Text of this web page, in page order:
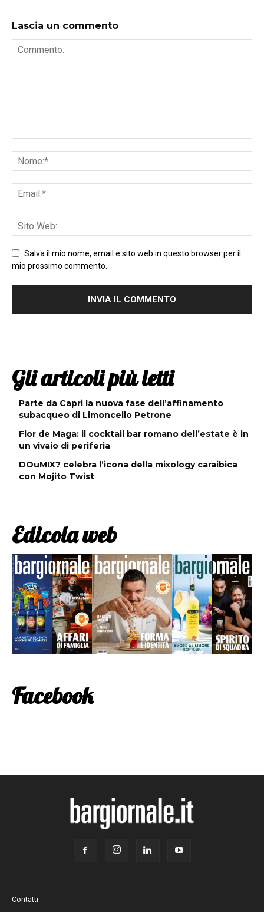
Lascia un commento
Salva il mio nome, email e sito web in questo browser per il
mio prossimo commento.
Gli articoli più letti
Parte da Capri la nuova fase dell’affinamento
subacqueo di Limoncello Petrone
Flor de Maga: il cocktail bar romano dell’estate è in
un vivaio di periferia
DOuMIX? celebra l’icona della mixology caraibica
con Mojito Twist
Edicola web
Facebook
Contatti